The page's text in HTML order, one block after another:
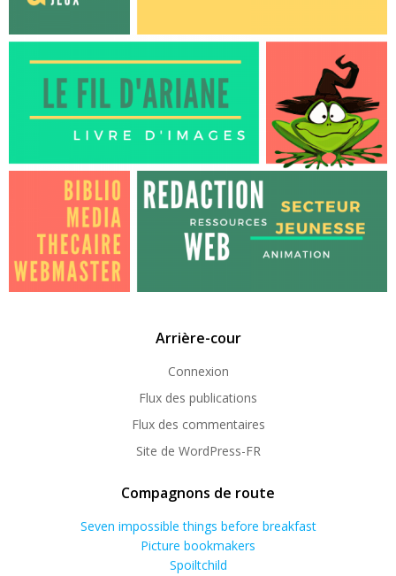
Arrière-cour
Connexion
Flux des publications
Flux des commentaires
Site de WordPress-FR
Compagnons de route
Seven impossible things before breakfast
Picture bookmakers
Spoiltchild